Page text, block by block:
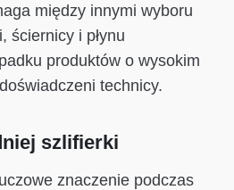
między innymi wyboru
ściernicy i płynu
produktów o wysokim
technicy.
szlifierki
znaczenie podczas